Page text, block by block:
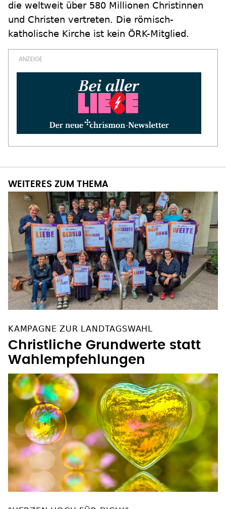
die weltweit über 580 Millionen Christinnen
und Christen vertreten. Die römisch-
katholische Kirche ist kein ÖRK-Mitglied.
WEITERES ZUM THEMA
KAMPAGNE ZUR LANDTAGSWAHL
Christliche Grundwerte statt
Wahlempfehlungen